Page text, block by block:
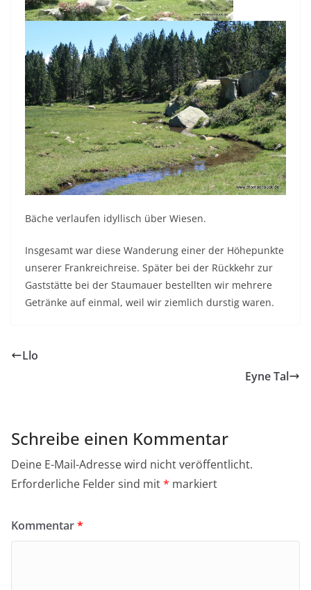
Bäche verlaufen idyllisch über Wiesen.
Insgesamt war diese Wanderung einer der Höhepunkte
unserer Frankreichreise. Später bei der Rückkehr zur
Gaststätte bei der Staumauer bestellten wir mehrere
Getränke auf einmal, weil wir ziemlich durstig waren.
Llo
Eyne Tal
Schreibe einen Kommentar
Deine E-Mail-Adresse wird nicht veröffentlicht.
Erforderliche Felder sind mit* markiert
Kommentar*